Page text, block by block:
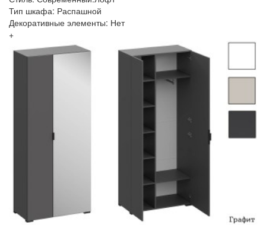
Тип шкафа: Распашной
Декоративные элементы: Нет
+